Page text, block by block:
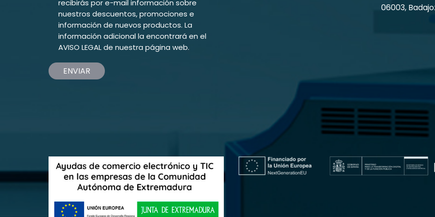
recibirás por e-mail información sobre
nuestros descuentos, promociones e
información de nuevos productos. La
información adicional la encontrará en el
AVISO LEGALde nuestra página web.
ENVIAR
06003,